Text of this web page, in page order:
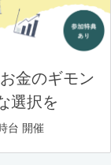
金のギモン
選択を
台 開催